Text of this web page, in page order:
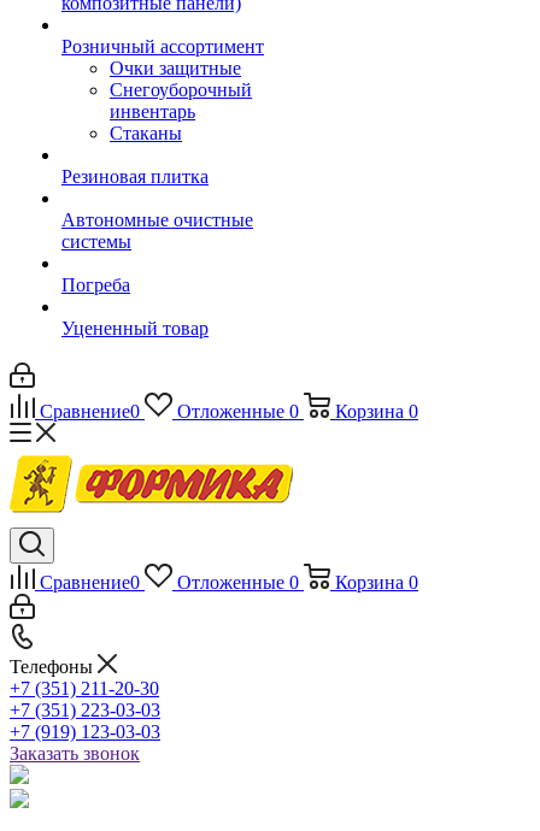
Розничный ассортимент
Очки защитные
Снегоуборочный
инвентарь
Стаканы
Резиновая плитка
Автономные очистные
системы
Погреба
Уцененный товар
Сравнение0 Отложенные 0 Корзина 0
Сравнение0 Отложенные 0 Корзина 0
Телефоны
+7 (351) 211-20-30
+7 (351) 223-03-03
+7 (919) 123-03-03
Заказать звонок